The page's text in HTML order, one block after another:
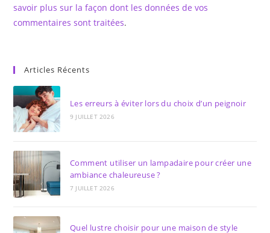
savoir plus sur la façon dont les données de vos
commentaires sont traitées.
Articles Récents
Les erreurs à éviter lors du choix d’un peignoir
9 JUILLET 2026
Comment utiliser un lampadaire pour créer une
ambiance chaleureuse ?
7 JUILLET 2026
Quel lustre choisir pour une maison de style